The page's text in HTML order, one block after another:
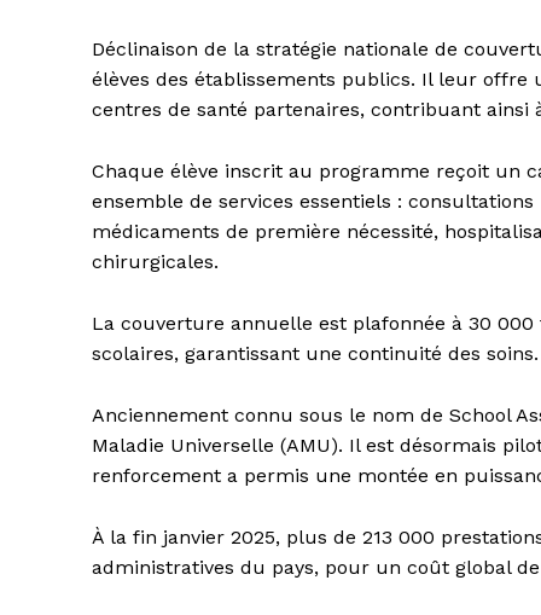
Déclinaison de la stratégie nationale de
élèves des établissements publics. Il leur offre
centres de santé partenaires, contribuant
Chaque élève inscrit au programme reçoit un
ensemble de services essentiels :
médicaments de première nécessité,
chirurgicales.
La couverture annuelle est plafonnée à 30
scolaires, garantissant une continuité des soins.
Anciennement connu sous le nom de School
Maladie Universelle (AMU). Il est désormais
renforcement a permis une montée en
À la fin janvier 2025, plus de 213 000
administratives du pays, pour un coût global